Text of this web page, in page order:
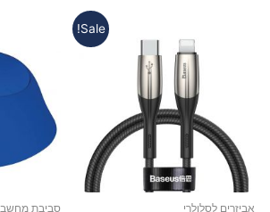
Sale!
אביזרים לסלולרי סביבת מחשב